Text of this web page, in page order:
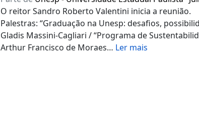
O reitor Sandro Roberto Valentini inicia a reunião.
Palestras: “Graduação na Unesp: desafios,
Gladis Massini-Cagliari / “Programa de
Arthur Francisco de Moraes… Ler mais